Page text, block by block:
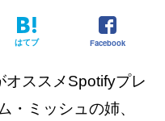
はてブ Facebook
ススメSpotifyプレ
・ミッシュの姉、